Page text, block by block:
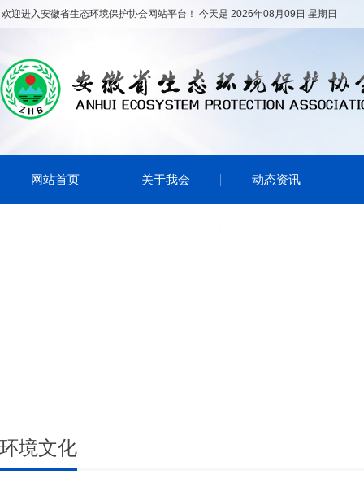
欢迎进入安徽省生态环境保护协会网站平台！ 今天是 2026年08月09日 星期日
网站首页 关于我会 动态资讯
环境文化